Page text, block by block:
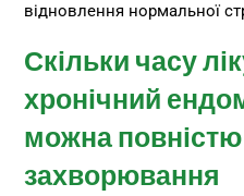
відновлення нормальної
Скільки часу
хронічний
можна повністю
захворювання